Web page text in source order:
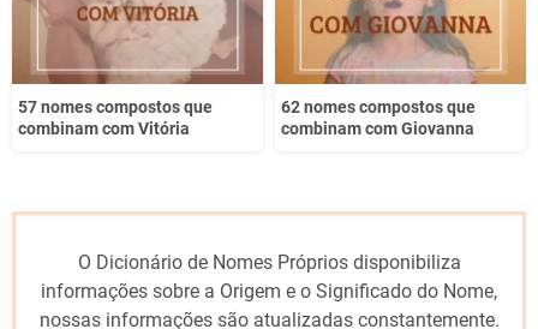
57 nomes compostos que
combinam com Vitória
62 nomes compostos que
combinam com Giovanna
O Dicionário de Nomes Próprios disponibiliza
informações sobre a Origem e o Significado do Nome,
nossas informações são atualizadas constantemente.